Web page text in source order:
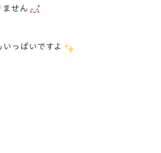
ません
っぱいですよ